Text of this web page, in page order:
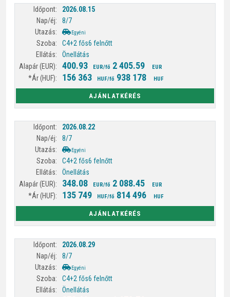
2026.08.15
8/7
Egyéni
C4+2 fős6 felnőtt
Önellátás
400.93 EUR/fő 2 405.59 EUR
156 363 HUF/fő 938 178 HUF
AJÁNLATKÉRÉS
2026.08.22
8/7
Egyéni
C4+2 fős6 felnőtt
Önellátás
348.08 EUR/fő 2 088.45 EUR
135 749 HUF/fő 814 496 HUF
AJÁNLATKÉRÉS
2026.08.29
8/7
Egyéni
C4+2 fős6 felnőtt
Önellátás